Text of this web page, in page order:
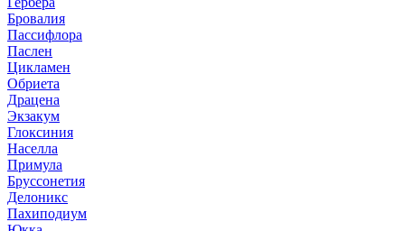
Бровалия
Пассифлора
Паслен
Цикламен
Обриета
Драцена
Экзакум
Глоксиния
Населла
Примула
Бруссонетия
Делоникс
Пахиподиум